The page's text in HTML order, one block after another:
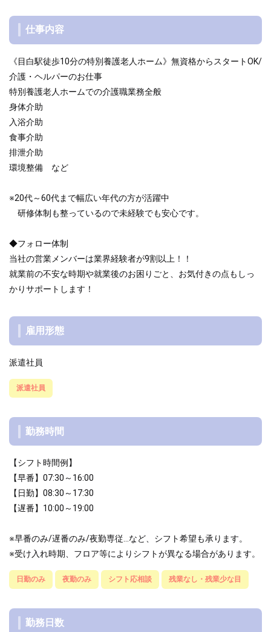
仕事内容
《目白駅徒歩10分の特別養護老人ホーム》無資格からスタートOK/
介護・ヘルパーのお仕事
特別養護老人ホームでの介護職業務全般
身体介助
入浴介助
食事介助
排泄介助
環境整備 など
※20代～60代まで幅広い年代の方が活躍中
研修体制も整っているので未経験でも安心です。
◆フォロー体制
当社の営業メンバーは業界経験者が9割以上！！
就業前の不安な時期や就業後のお困りごと、お気付きの点もしっ
かりサポートします！
雇用形態
派遣社員
派遣社員
勤務時間
【シフト時間例】
【早番】07:30～16:00
【日勤】08:30～17:30
【遅番】10:00～19:00
※早番のみ/遅番のみ/夜勤専従...など、シフト希望も承ります。
※受け入れ時期、フロア等によりシフトが異なる場合があります。
日勤のみ 夜勤のみ シフト応相談 残業なし・残業少な目
勤務日数